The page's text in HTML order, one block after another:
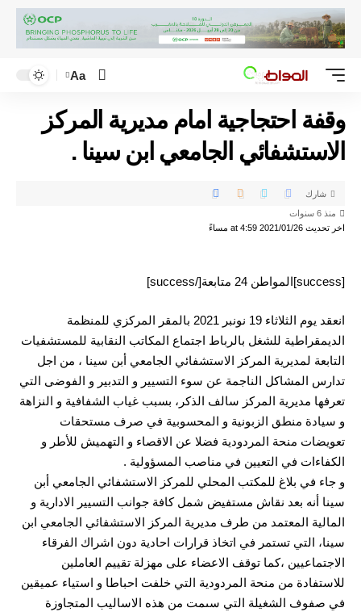
Aa
وقفة احتجاجية امام مديرية المركز
الاستشفائي الجامعي ابن سينا .
اخر تحديث 2021/01/26 at 4:59 مساءً
منذ 6 سنوات
شارك
[success]المواطن 24 متابعة[/success]
انعقد يوم الثلاثاء 19 نونبر 2021 بالمقر المركزي للمنظمة
الديمقراطية للشغل بالرباط اجتماع المكاتب النقابية للمستشفيات
التابعة لمديرية المركز الاستشفائي الجامعي أبن سينا ، من اجل
تدارس المشاكل الناجمة عن سوء التسيير و التدبير و الفوضى التي
تعرفها مديرية المركز سالف الذكر، بسبب غياب الشفافية و النزاهة
و سيادة منطق الزبونية و المحسوبية في صرف مستحقات
تعويضات منحة المردودية فضلا عن الاقصاء و التهميش للأطر و
الكفاءات في التعيين في مناصب المسؤولية .
و جاء في بلاغ للمكتب المحلي للمركز الاستشفائي الجامعي أبن
سينا أنه بعد نقاش مستفيض شمل كافة جوانب التسيير الادارية و
المالية المعتمد من طرف مديرية المركز الاستشفائي الجامعي ابن
سينا، التي تستمر في اتخاذ قرارات احادية دون اشراك الفرقاء
الاجتماعيين ،كما توقف الاعضاء على مهزلة تقييم العاملين
للاستفادة من منحة المردودية التي خلفت احباطا و استياء عميقين
في صفوف الشغيلة التي سىمت من هذه الاساليب المتجاوزة